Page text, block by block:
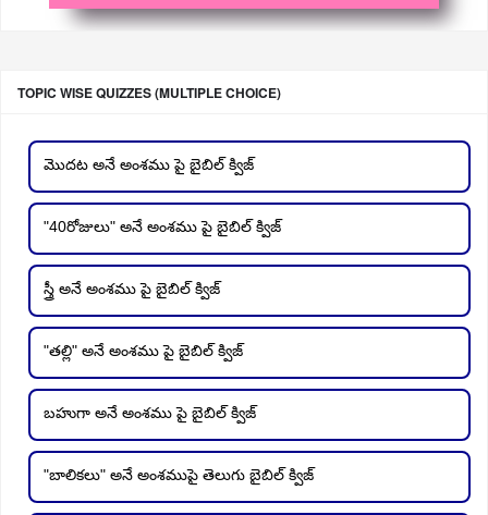
TOPIC WISE QUIZZES (MULTIPLE CHOICE)
మొదట అనే అంశము పై బైబిల్ క్విజ్
"40రోజులు" అనే అంశము పై బైబిల్ క్విజ్
స్త్రీ అనే అంశము పై బైబిల్ క్విజ్
"తల్లి" అనే అంశము పై బైబిల్ క్విజ్
బహుగా అనే అంశము పై బైబిల్ క్విజ్
"బాలికలు" అనే అంశముపై తెలుగు బైబిల్ క్విజ్